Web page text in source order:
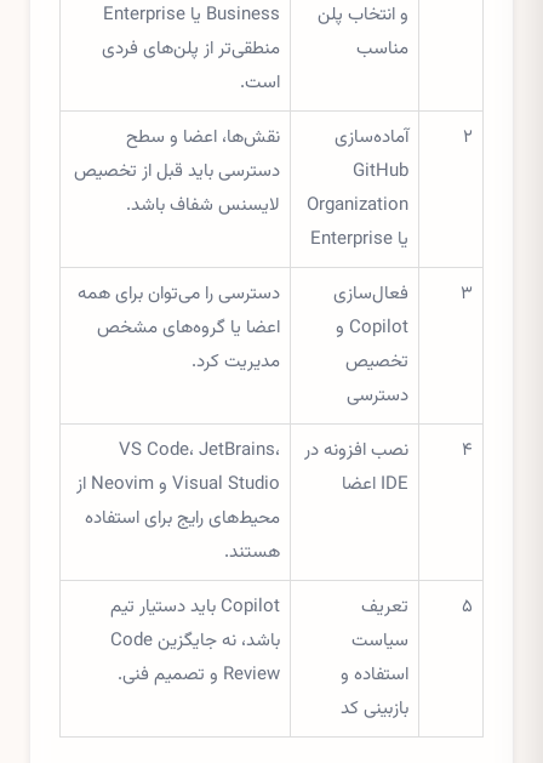
و انتخاب پلن
مناسب
Business یا Enterprise
منطقی‌تر از پلن‌های فردی
است.
۲
آماده‌سازی
GitHub
Organization
یا Enterprise
نقش‌ها، اعضا و سطح
دسترسی باید قبل از تخصیص
لایسنس شفاف باشد.
۳
فعال‌سازی
Copilot و
تخصیص
دسترسی
دسترسی را می‌توان برای همه
اعضا یا گروه‌های مشخص
مدیریت کرد.
۴
نصب افزونه در
IDE اعضا
VS Code، JetBrains،
Visual Studio و Neovim از
محیط‌های رایج برای استفاده
هستند.
۵
تعریف
سیاست
استفاده و
بازبینی کد
Copilot باید دستیار تیم
باشد، نه جایگزین Code
Review و تصمیم فنی.